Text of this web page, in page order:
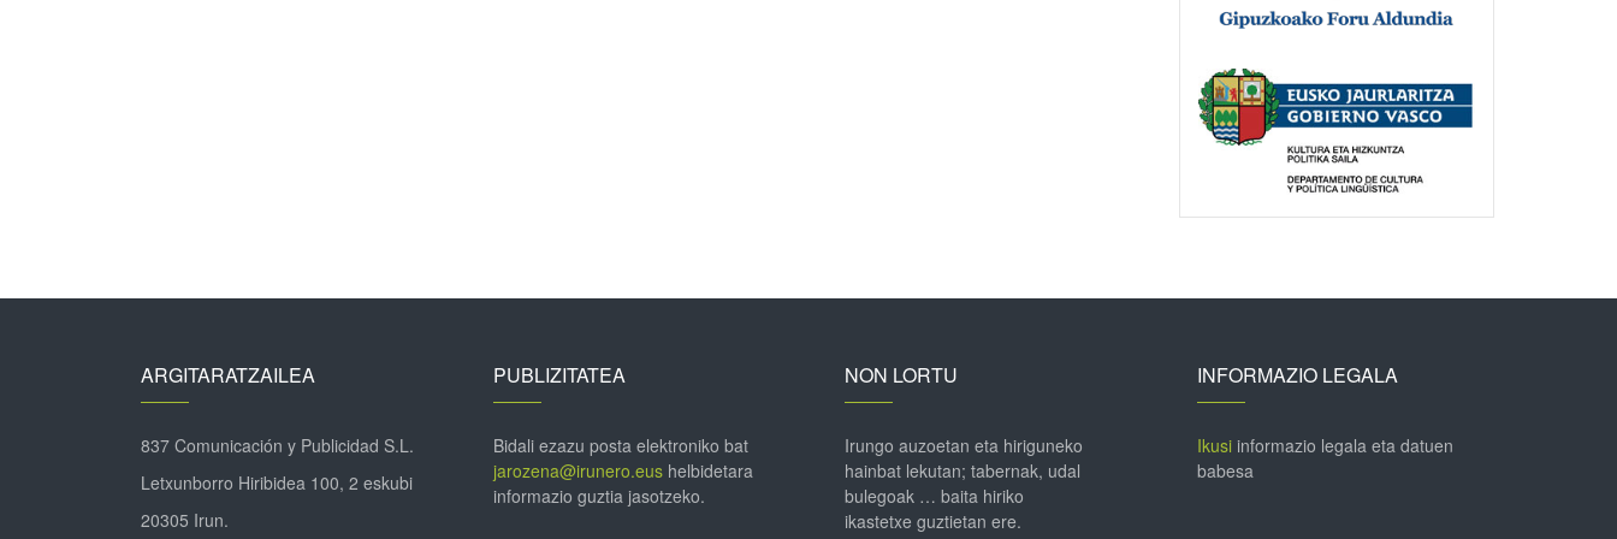
ARGITARATZAILEA
837 Comunicación y Publicidad S.L.
Letxunborro Hiribidea 100, 2 eskubi
20305 Irun.
PUBLIZITATEA
Bidali ezazu posta elektroniko bat
jarozena@irunero.eushelbidetara
informazio guztia jasotzeko.
NON LORTU
Irungo auzoetan eta hiriguneko
hainbat lekutan; tabernak, udal
bulegoak … baita hiriko
ikastetxe guztietan ere.
INFORMAZIO LEGALA
Ikusiinformazio legala eta datuen
babesa